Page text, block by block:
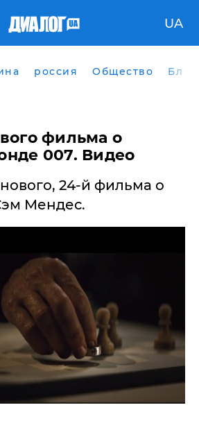
UA
россия Общество
фильма о
007. Видео
24-й фильма о
Мендес.